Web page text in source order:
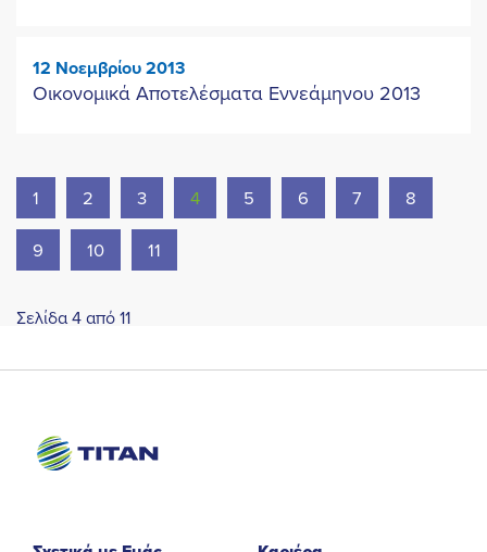
12 Νοεμβρίου 2013
Οικονομικά Αποτελέσματα Εννεάμηνου 2013
1 2 3 4 5 6 7 8
9 10 11
Σελίδα 4 από 11